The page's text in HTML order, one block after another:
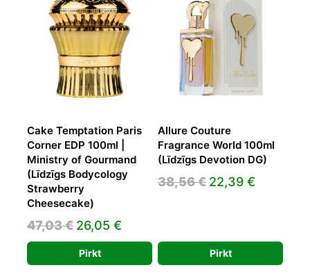
Cake Temptation Paris
Corner EDP 100ml |
Ministry of Gourmand
(Līdzīgs Bodycology
Strawberry
Cheesecake)
47,03€ Original
price
was:
26,05 €
price
is:
Pirkt
Allure Couture
Fragrance World 100ml
(Līdzīgs Devotion DG)
38,56€ Original
22,39 €
Pirkt